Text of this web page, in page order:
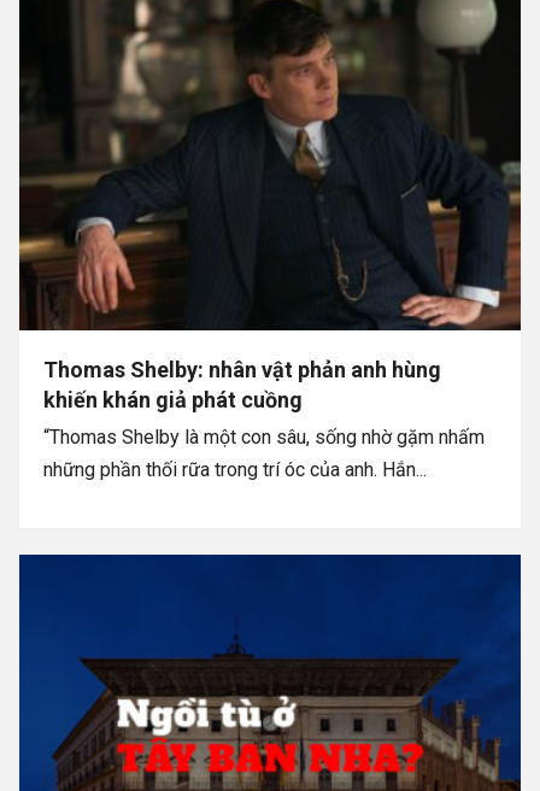
Thomas Shelby: nhân vật phản anh hùng
khiến khán giả phát cuồng
“Thomas Shelby là một con sâu, sống nhờ gặm nhấm
những phần thối rữa trong trí óc của anh. Hắn...